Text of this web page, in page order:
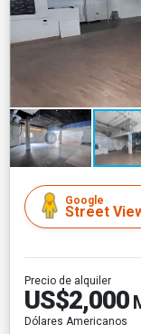
Google
Street
Precio de alquiler
US$2,000
Dólares Americanos